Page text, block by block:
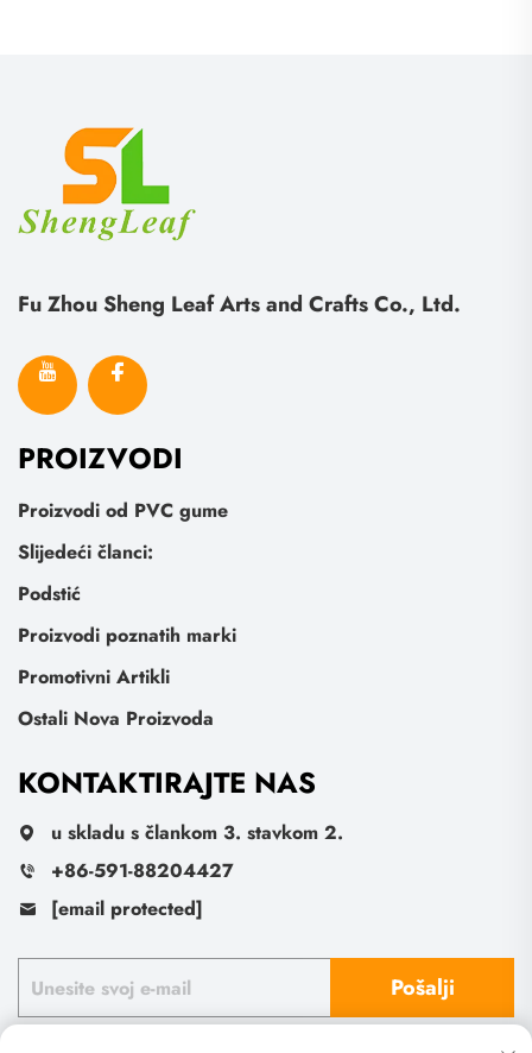
Fu Zhou Sheng Leaf Arts and Crafts Co., Ltd.
PROIZVODI
Proizvodi od PVC gume
Slijedeći članci:
Podstić
Proizvodi poznatih marki
Promotivni Artikli
Ostali Nova Proizvoda
KONTAKTIRAJTE NAS
u skladu s člankom 3. stavkom 2.
+86-591-88204427
[email protected]
Pošalji